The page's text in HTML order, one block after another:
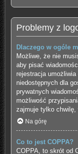
Problemy z
Dlaczego w ogóle
Możliwe, że nie
aby pisać
rejestracja
niedostępnych dla
prywatnych
możliwość
zajmuje tylko
Na górę
Co to jest COPPA?
COPPA, to skrót od